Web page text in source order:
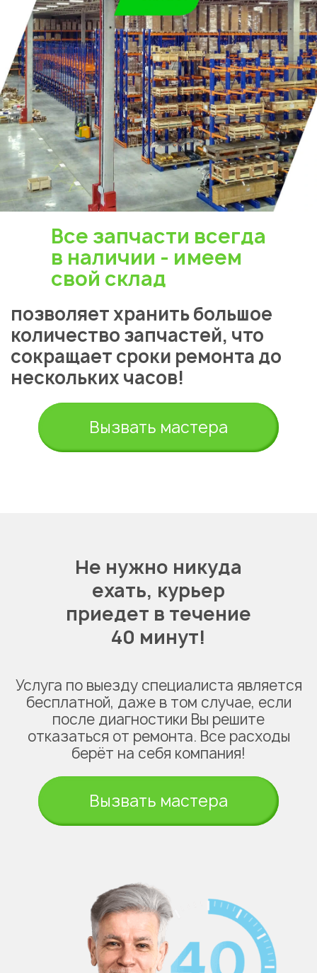
Все запчасти всегда
в наличии - имеем
свой склад
позволяет хранить большое
количество запчастей, что
сокращает сроки ремонта до
нескольких часов!
Вызвать мастера
Не нужно никуда
ехать, курьер
приедет в течение
40 минут!
Услуга по выезду специалиста является
бесплатной, даже в том случае, если
после диагностики Вы решите
отказаться от ремонта. Все расходы
берёт на себя компания!
Вызвать мастера